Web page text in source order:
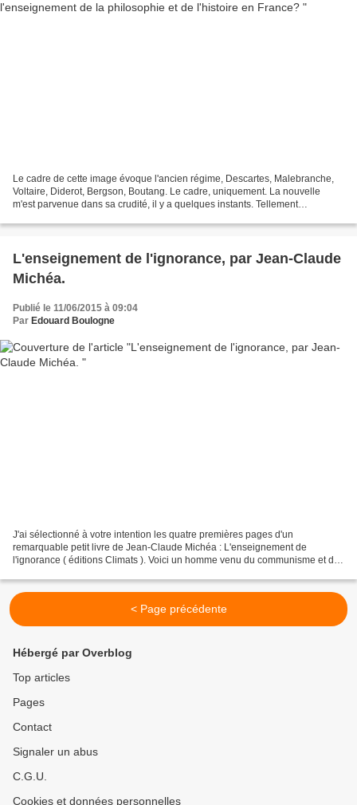
Le cadre de cette image évoque l'ancien régime, Descartes, Malebranche,
Voltaire, Diderot, Bergson, Boutang. Le cadre, uniquement. La nouvelle
m'est parvenue dans sa crudité, il y a quelques instants. Tellement
L'enseignement de l'ignorance, par Jean-Claude
Michéa.
Publié le 11/06/2015 à 09:04
Par Edouard Boulogne
J'ai sélectionné à votre intention les quatre premières pages d'un
remarquable petit livre de Jean-Claude Michéa : L'enseignement de
l'ignorance ( éditions Climats ). Voici un homme venu du communisme et de
< Page précédente
Hébergé par Overblog
Top articles
Pages
Contact
Signaler un abus
C.G.U.
Cookies et données personnelles